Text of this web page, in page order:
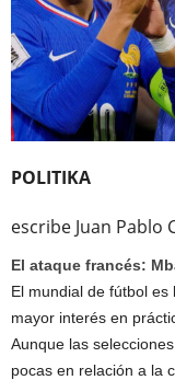
POLITIKA
escribe Juan Pablo
El ataque francés:
El mundial de fútbol
mayor interés en
Aunque las
pocas en relación a la